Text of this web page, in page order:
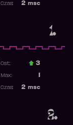
1.
2 msc
Czas:
2.
Ost.: 3
Max:
2 msc
Czas: